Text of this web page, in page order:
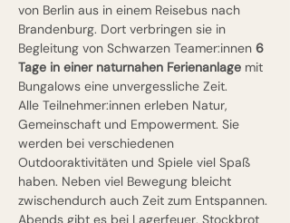
von Berlin aus in einem Reisebus nach
Brandenburg. Dort verbringen sie in
Begleitung von Schwarzen Teamer:innen 6
Tage in einer naturnahen Ferienanlage mit
Bungalows eine unvergessliche Zeit.
Alle Teilnehmer:innen erleben Natur,
Gemeinschaft und Empowerment. Sie
werden bei verschiedenen
Outdooraktivitäten und Spiele viel Spaß
haben. Neben viel Bewegung bleicht
zwischendurch auch Zeit zum Entspannen.
Abends gibt es bei Lagerfeuer, Stockbrot